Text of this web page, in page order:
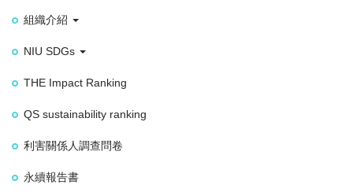
組織介紹
NIU SDGs
THE Impact Ranking
QS sustainability ranking
利害關係人調查問卷
永續報告書